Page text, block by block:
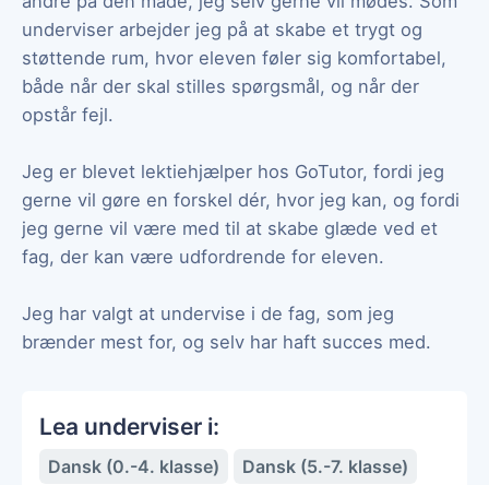
underviser arbejder jeg på at skabe et trygt og
støttende rum, hvor eleven føler sig komfortabel,
både når der skal stilles spørgsmål, og når der
opstår fejl.
Jeg er blevet lektiehjælper hos GoTutor, fordi jeg
gerne vil gøre en forskel dér, hvor jeg kan, og fordi
jeg gerne vil være med til at skabe glæde ved et
fag, der kan være udfordrende for eleven.
Jeg har valgt at undervise i de fag, som jeg
brænder mest for, og selv har haft succes med.
Lea underviser i:
Dansk (0.-4. klasse)
Dansk (5.-7. klasse)